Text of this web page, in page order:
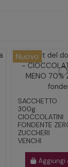
Nuovo
SACCHETTO
300g
CIOCCOLATINI
FONDENTE
ZUCCHERI
VENCHI
Aggiungi